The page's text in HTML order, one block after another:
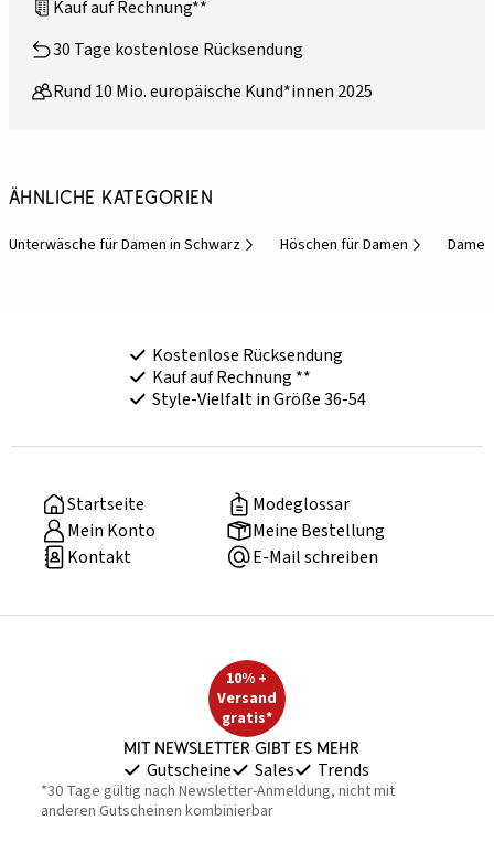
Kauf auf Rechnung**
30 Tage kostenlose Rücksendung
Rund 10 Mio. europäische Kund*innen 2025
Ähnliche Kategorien
Unterwäsche für Damen in Schwarz Höschen für Damen
Kostenlose Rücksendung
Kauf auf Rechnung **
Style-Vielfalt in Größe 36-54
Startseite
Modeglossar
Mein Konto
Meine Bestellung
Kontakt
E-Mail schreiben
10% +
Versand
gratis*
Mit Newsletter gibt es mehr
Gutscheine Sales Trends
*30 Tage gültig nach Newsletter-Anmeldung, nicht mit
anderen Gutscheinen kombinierbar